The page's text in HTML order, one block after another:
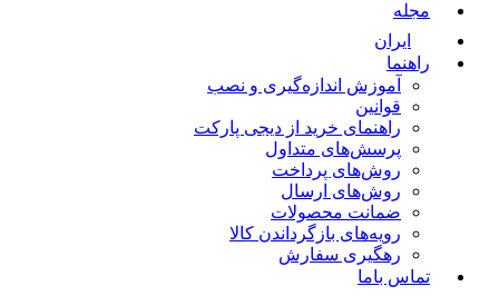
مجله
ایران
راهنما
آموزش اندازه‌گیری و نصب
قوانین
راهنمای خرید از دیجی پارکت
پرسش‌های متداول
روش‌های پرداخت
روش‌های ارسال
ضمانت محصولات
رویه‌های بازگرداندن کالا
رهگیری سفارش
تماس باما